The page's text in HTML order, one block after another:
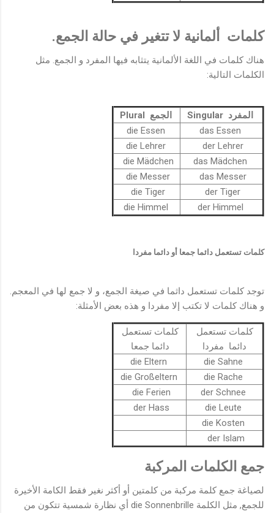
كلمات ألمانية لا تتغير في حالة الجمع.
هناك كلمات في اللغة الألمانية يتثابه فيها المفرد و الجمع. مثل
الكلمات التالية:
المفرد Singular
الجمع Plural
der Lehrer
die Lehrer
die Mädchen
das Messer
die Messer
der Tiger
die Tiger
كلمات تستعمل دائما جمعا أو دائما مفردا
توجد كلمات تستعمل داثما في صيغة الجمع، و لا جمع لها في المعجم.
و هناك كلمات لا تكتب إلا مفردا و هذه بعض الأمثلة:
كلمات تستعمل
دائما مفردا
كلمات تستعمل
دائما جمعا
die Ferien
der Hass
der Islam
جمع الكلمات المركبة
لصياغة جمع كلمة مركبة من كلمتين أو أكثر نغير فقط الكامة الأخيرة
للجمع, مثل الكلمة die Sonnenbrille أي نظارة شمسية تتكون من